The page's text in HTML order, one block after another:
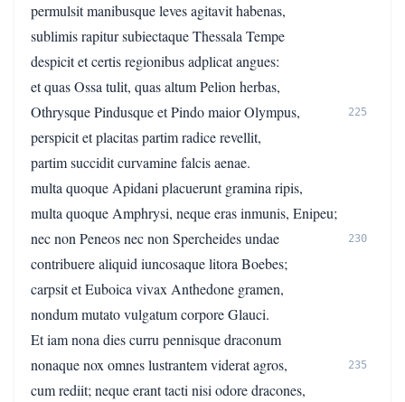
permulsit manibusque leves agitavit habenas,
sublimis rapitur subiectaque Thessala Tempe
despicit et certis regionibus adplicat angues:
et quas Ossa tulit, quas altum Pelion herbas,
Othrysque Pindusque et Pindo maior Olympus,
225
perspicit et placitas partim radice revellit,
partim succidit curvamine falcis aenae.
multa quoque Apidani placuerunt gramina ripis,
multa quoque Amphrysi, neque eras inmunis, Enipeu;
nec non Peneos nec non Spercheides undae
230
contribuere aliquid iuncosaque litora Boebes;
carpsit et Euboica vivax Anthedone gramen,
nondum mutato vulgatum corpore Glauci.
Et iam nona dies curru pennisque draconum
nonaque nox omnes lustrantem viderat agros,
235
cum rediit; neque erant tacti nisi odore dracones,